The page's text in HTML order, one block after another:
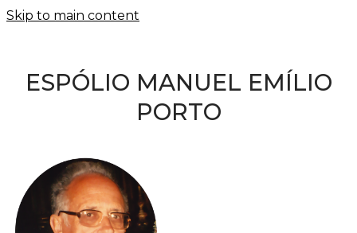
Skip to main content
ESPÓLIO MANUEL EMÍLIO
PORTO